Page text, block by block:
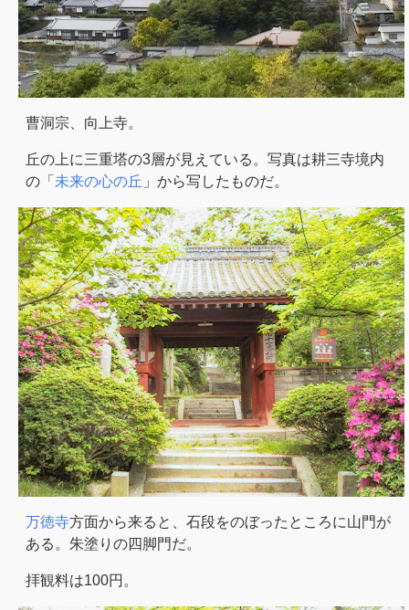
曹洞宗、向上寺。
丘の上に三重塔の3層が見えている。写真は耕三寺境内
の「 未来の心の丘 」から写したものだ。
万徳寺方面から来ると、石段をのぼったところに山門が
ある。朱塗りの四脚門だ。
拝観料は100円。